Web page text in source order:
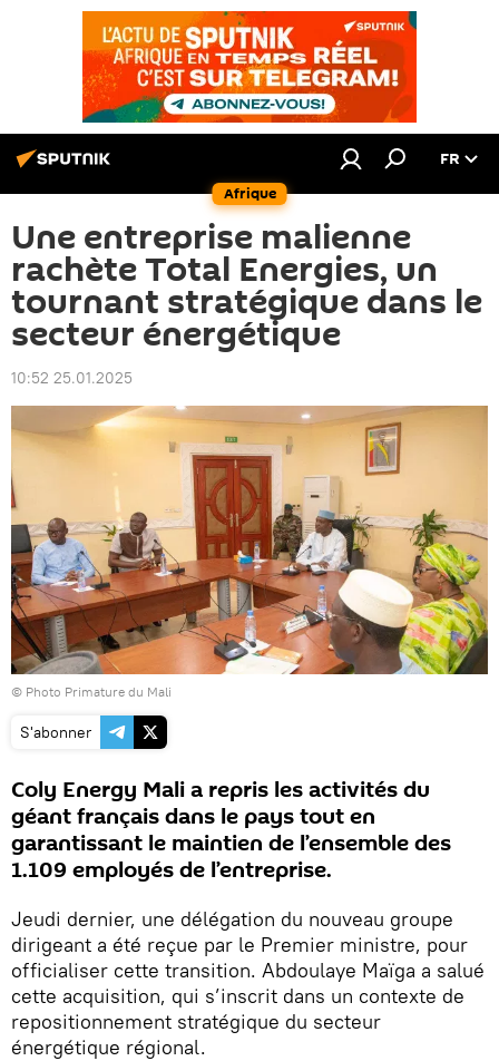
Afrique
FR
Une entreprise malienne
rachète Total Energies, un
tournant stratégique dans le
secteur énergétique
10:52 25.01.2025
© Photo Primature du Mali
S'abonner
Coly Energy Mali a repris les activités du
géant français dans le pays tout en
garantissant le maintien de l’ensemble des
1.109 employés de l’entreprise.
Jeudi dernier, une délégation du nouveau groupe
dirigeant a été reçue par le Premier ministre, pour
officialiser cette transition. Abdoulaye Maïga a salué
cette acquisition, qui s’inscrit dans un contexte de
repositionnement stratégique du secteur
énergétique régional.